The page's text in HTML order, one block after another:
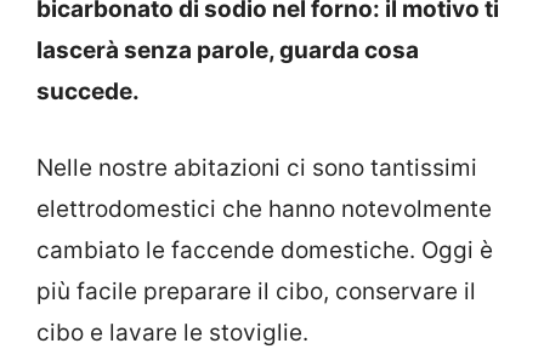
bicarbonato di sodio nel forno: il motivo ti
lascerà senza parole, guarda cosa
succede.
Nelle nostre abitazioni ci sono tantissimi
elettrodomestici che hanno notevolmente
cambiato le faccende domestiche. Oggi è
più facile preparare il cibo, conservare il
cibo e lavare le stoviglie.